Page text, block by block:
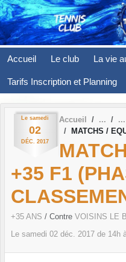
Accueil Le club La vie
Tarifs Inscription et Planning
Le samedi
02
DÉC. 2017
Accueil
MATCHS /
+35 F1
+35 ANS / Contre VOISINS LE
Le samedi 02 déc. 2017 de 14h
Panneau de gestion des